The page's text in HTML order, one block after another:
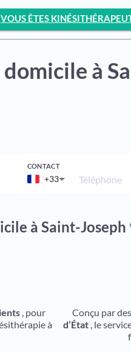
VOUS ÊTES
à
CONTACT
+33 Téléphone
à Saint-Joseph
, pour
à
Conçu par des
d’État , le